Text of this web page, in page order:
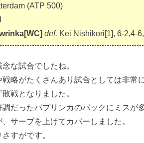
(ATP 500)
def. Kei Nishikori[1], 6-2,4-
な試合でしたね。
戦略がたくさんあり試合としては非常
戦となりました。
調だったバブリンカのバックにミスが
、サーブを上げてカバーしました。
すがです。